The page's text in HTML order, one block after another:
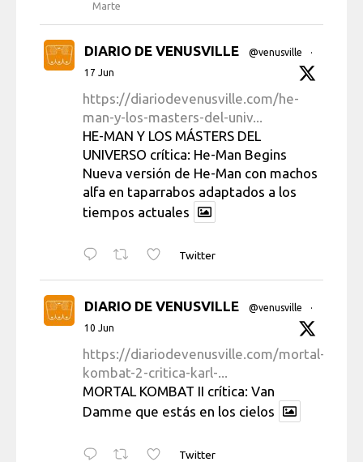
Marte
DIARIO DE VENUSVILLE @venusville
·
17 Jun
https://diariodevenusville.com/he-
man-y-los-masters-del-univ...
HE-MAN Y LOS MÁSTERS DEL
UNIVERSO crítica: He-Man Begins
Nueva versión de He-Man con machos
alfa en taparrabos adaptados a los
tiempos actuales
Twitter
DIARIO DE VENUSVILLE @venusville
·
10 Jun
https://diariodevenusville.com/mortal-
kombat-2-critica-karl-...
MORTAL KOMBAT II crítica: Van
Damme que estás en los cielos
Twitter